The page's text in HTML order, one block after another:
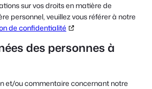
sur vos droits en matière de
personnel, veuillez vous référer à notre
de confidentialité
des personnes à
et/ou commentaire concernant notre